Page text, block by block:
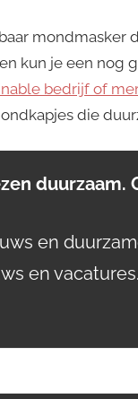
mondmasker
kun je een nog
bedrijf of
die
en
en vacatures.